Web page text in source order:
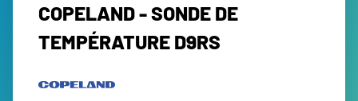
COPELAND - SONDE DE
TEMPÉRATURE D9RS